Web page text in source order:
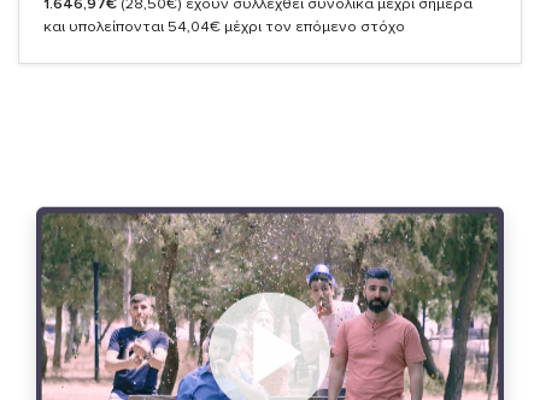
και υπολείπονται 54,04€ μέχρι τον επόμενο στόχο